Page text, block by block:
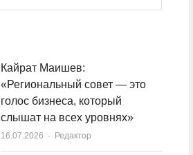
Кайрат Маишев:
«Региональный совет — это
голос бизнеса, который
слышат на всех уровнях»
16.07.2026 Author
Редактор